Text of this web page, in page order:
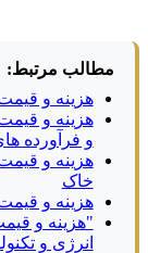
مطالب مرتبط:
هزینه و
هزینه و
و فرآورده
هزینه و
خاک
هزینه و
"هزینه و
انرژی و